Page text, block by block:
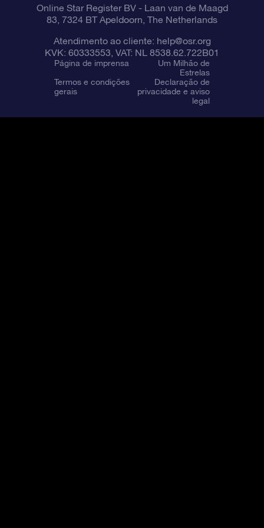
Online Star Register BV- Laan van de Maagd
83, 7324 BT Apeldoorn, The Netherlands
Atendimento ao cliente: help@osr.org
KVK: 60333553, VAT: NL 8538.62.722B01
Página de imprensa
Um Milhão de
Estrelas
Termos e condições
gerais
Declaração de
privacidade e aviso
legal